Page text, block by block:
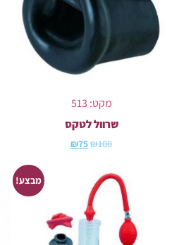
מקט: 513
שרוול לטקס
₪100
₪75
מבצע!